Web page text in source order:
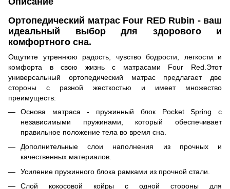
Ортопедический матрас Four RED Rubin - ваш
идеальный выбор для здорового и
комфортного сна.
Ощутите утреннюю радость, чувство бодрости, легкости и
комфорта в свою жизнь с матрасами Four Red.Этот
универсальный ортопедический матрас предлагает две
стороны с разной жесткостью и имеет множество
преимуществ:
Основа матраса - пружинный блок Pocket Spring с
независимыми пружинами, который обеспечивает
правильное положение тела во время сна.
Дополнительные слои наполнения из прочных и
качественных материалов.
Усиление пружинного блока рамками из прочной стали.
Слой кокосовой койры с одной стороны для